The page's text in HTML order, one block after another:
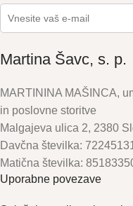
Martina Šavc, s. p.
MARTININA MAŠINCA,
in poslovne storitve
Malgajeva ulica 2, 2380
Davčna številka:
Matična številka:
Uporabne povezave